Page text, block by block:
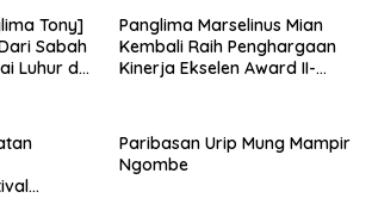
Tony]
Sabah
Luhur di
Panglima Marselinus Mian
Kembali Raih Penghargaan
Kinerja Ekselen Award II-
Paribasan Urip Mung Mampir
Ngombe